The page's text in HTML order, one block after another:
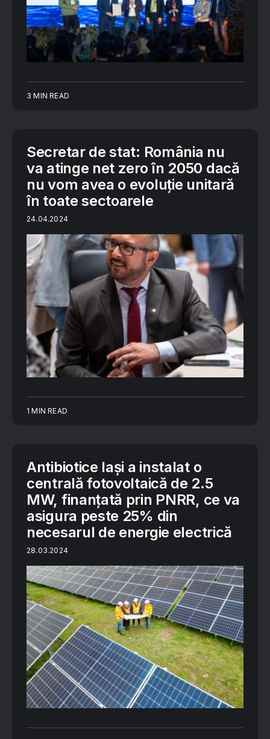
3 MIN READ
Secretar de stat: România nu
va atinge net zero în 2050 dacă
nu vom avea o evoluţie unitară
în toate sectoarele
24.04.2024
1 MIN READ
Antibiotice Iași a instalat o
centrală fotovoltaică de 2.5
MW, finanțată prin PNRR, ce va
asigura peste 25% din
necesarul de energie electrică
28.03.2024